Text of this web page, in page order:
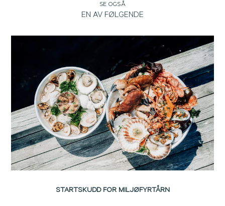
SE OGSÅ
EN AV FØLGENDE
STARTSKUDD FOR MILJØFYRTÅRN